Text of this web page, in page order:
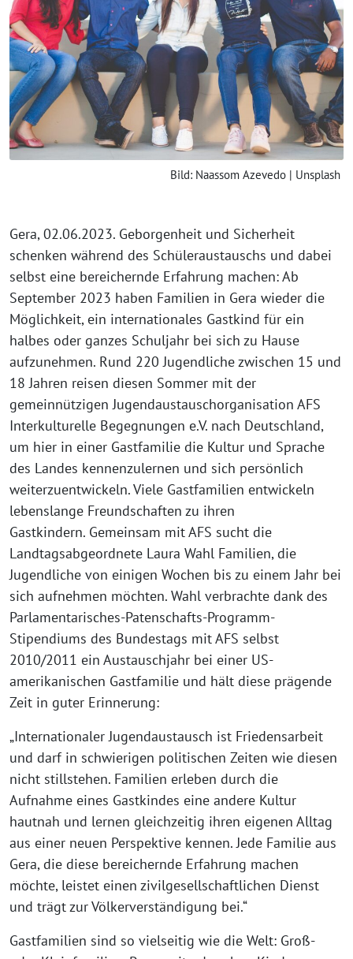
Bild: Naassom Azevedo | Unsplash
Gera, 02.06.2023. Geborgenheit und Sicherheit
schenken während des Schüleraustauschs und dabei
selbst eine bereichernde Erfahrung machen: Ab
September 2023 haben Familien in Gera wieder die
Möglichkeit, ein internationales Gastkind für ein
halbes oder ganzes Schuljahr bei sich zu Hause
aufzunehmen. Rund 220 Jugendliche zwischen 15 und
18 Jahren reisen diesen Sommer mit der
gemeinnützigen Jugendaustauschorganisation AFS
Interkulturelle Begegnungen e.V. nach Deutschland,
um hier in einer Gastfamilie die Kultur und Sprache
des Landes kennenzulernen und sich persönlich
weiterzuentwickeln. Viele Gastfamilien entwickeln
lebenslange Freundschaften zu ihren
Gastkindern. Gemeinsam mit AFS sucht die
Landtagsabgeordnete Laura Wahl Familien, die
Jugendliche von einigen Wochen bis zu einem Jahr bei
sich aufnehmen möchten. Wahl verbrachte dank des
Parlamentarisches-Patenschafts-Programm-
Stipendiums des Bundestags mit AFS selbst
2010/2011 ein Austauschjahr bei einer US-
amerikanischen Gastfamilie und hält diese prägende
Zeit in guter Erinnerung:
„Internationaler Jugendaustausch ist Friedensarbeit
und darf in schwierigen politischen Zeiten wie diesen
nicht stillstehen. Familien erleben durch die
Aufnahme eines Gastkindes eine andere Kultur
hautnah und lernen gleichzeitig ihren eigenen Alltag
aus einer neuen Perspektive kennen. Jede Familie aus
Gera, die diese bereichernde Erfahrung machen
möchte, leistet einen zivilgesellschaftlichen Dienst
und trägt zur Völkerverständigung bei.“
Gastfamilien sind so vielseitig wie die Welt: Groß-